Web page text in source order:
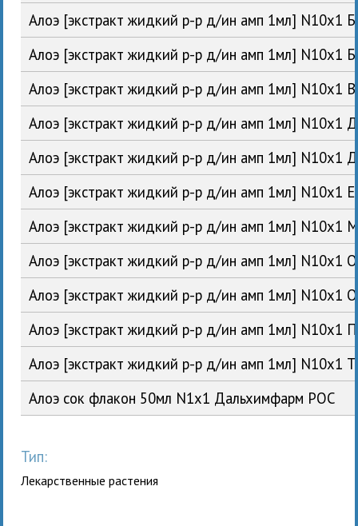
Алоэ [экстракт жидкий р-р д/ин амп 1мл] N10x1
Алоэ [экстракт жидкий р-р д/ин амп 1мл] N10x1
Алоэ [экстракт жидкий р-р д/ин амп 1мл] N10x1
Алоэ [экстракт жидкий р-р д/ин амп 1мл] N10x1
Алоэ [экстракт жидкий р-р д/ин амп 1мл] N10x1
Алоэ [экстракт жидкий р-р д/ин амп 1мл]
Алоэ [экстракт жидкий р-р д/ин амп 1мл] N10x1
Алоэ [экстракт жидкий р-р д/ин амп 1мл] N10x1
Алоэ [экстракт жидкий р-р д/ин амп 1мл] N10x1
Алоэ [экстракт жидкий р-р д/ин амп 1мл] N10x1
Алоэ [экстракт жидкий р-р д/ин амп 1мл] N10x1
Алоэ сок флакон 50мл N1x1 Дальхимфарм РОС
Тип:
Лекарственные растения